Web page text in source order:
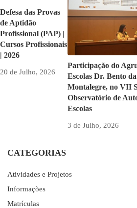
Defesa das Provas
de Aptidão
Profissional (PAP) |
Cursos Profissionais
| 2026
20 de Julho, 2026
Participação do
Escolas Dr. Bento
Montalegre, no VII
Observatório de
Escolas
3 de Julho, 2026
CATEGORIAS
Atividades e Projetos
Informações
Matrículas